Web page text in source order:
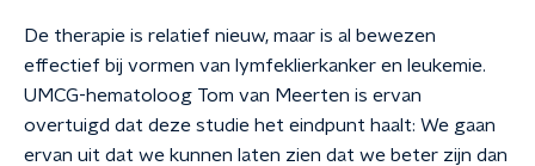
De therapie is relatief nieuw, maar is al bewezen
effectief bij vormen van lymfeklierkanker en leukemie.
UMCG-hematoloog Tom van Meerten is ervan
overtuigd dat deze studie het eindpunt haalt: We gaan
ervan uit dat we kunnen laten zien dat we beter zijn dan